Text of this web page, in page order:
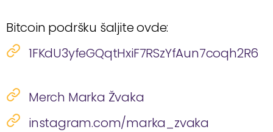
Bitcoin podršku šaljite ovde:
1FKdU3yfeGQqtHxiF7RSzYfAun7coqh2R6
Merch Marka Žvaka
instagram.com/marka_zvaka